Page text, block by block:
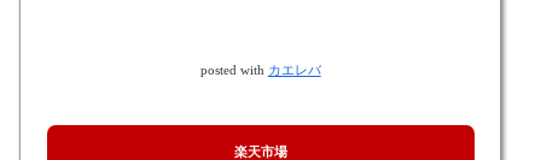
posted with カエレバ
楽天市場